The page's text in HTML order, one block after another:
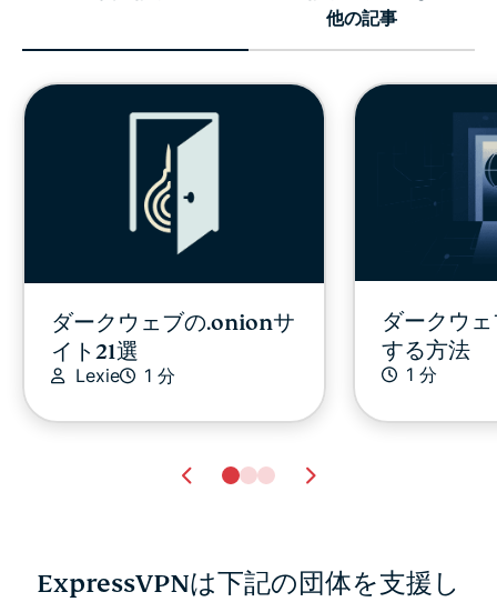
他の記事
ダークウェブの.onionサ
イト21選
Lexie 1 分
ダークウ
する方法
1 分
ExpressVPNは下記の団体を支援し